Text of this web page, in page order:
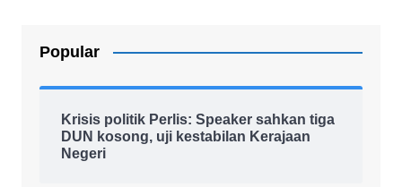
Popular
Krisis politik Perlis: Speaker sahkan tiga
DUN kosong, uji kestabilan Kerajaan
Negeri